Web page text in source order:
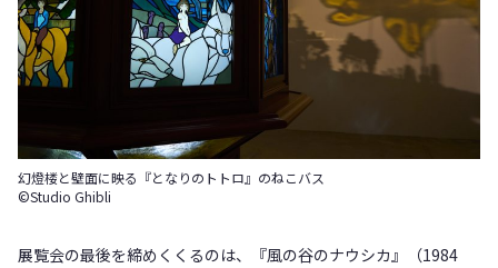
幻燈楼と壁面に映る『となりのトトロ』のねこバス
©Studio Ghibli
展覧会の最後を締めくくるのは、『風の谷のナウシカ』（1984